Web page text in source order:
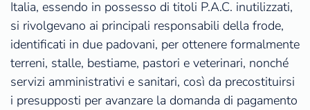
Italia, essendo in possesso di titoli P.A.C. inutilizzati,
si rivolgevano ai principali responsabili della frode,
identificati in due padovani, per ottenere formalmente
terreni, stalle, bestiame, pastori e veterinari, nonché
servizi amministrativi e sanitari, così da precostituirsi
i presupposti per avanzare la domanda di pagamento